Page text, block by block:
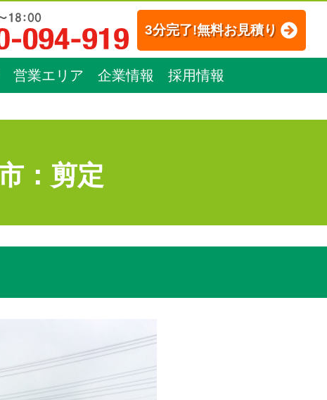
3分完了!無料お見積り
営業エリア 企業情報 採用情報
：剪定